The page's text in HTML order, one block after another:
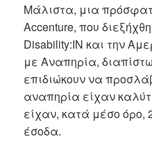
Μάλιστα, μια
Accenture, που
Disability:IN και την
με Αναπηρία,
επιδιώκουν να
αναπηρία είχαν
είχαν, κατά μέσο όρο,
έσοδα.